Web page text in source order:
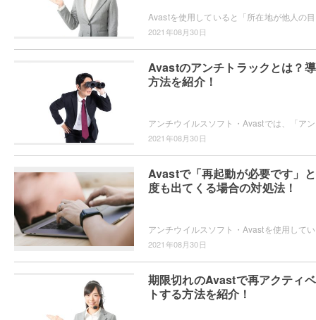
2021年08月30日
Avastのアンチトラックとは？
方法を紹介！
2021年08月30日
Avastで「再起動が必要です」
度も出てくる場合の対処法！
2021年08月30日
期限切れのAvastで再アクティ
トする方法を紹介！